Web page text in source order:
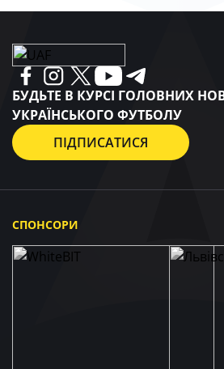
БУДЬТЕ В КУРСІ ГОЛОВНИХ
УКРАЇНСЬКОГО ФУТБОЛУ
ПІДПИСАТИСЯ
СПОНСОРИ